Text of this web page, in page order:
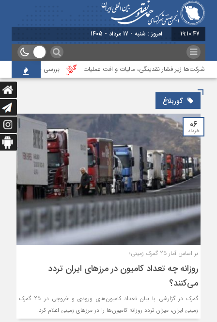
19:10:48 امروز : شنبه - 17 مرداد - 1405
شرکت‌ها زیر فشار نقدینگی، مالیات و افت عملیات بررسی چالش‌های حمل
گوربلاغ
۰۶
خرداد
بر اساس آمار 25 گمرک زمینی؛
روزانه چه تعداد کامیون در مرزهای ایران تردد
می‌کنند؟
گمرک در گزارشی با بیان تعداد کامیون‌های ورودی و خروجی در 25 گمرک
زمینی ایران، میزان تردد روزانه کامیون‌ها را در مرزهای زمینی اعلام کرد.